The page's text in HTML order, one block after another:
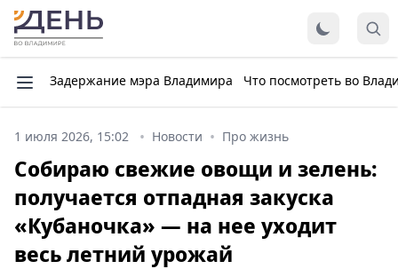
Задержание мэра Владимира Что посмотреть во
1 июля 2026, 15:02 Новости Про жизнь
Собираю свежие овощи и зелень:
получается отпадная закуска
«Кубаночка» — на нее уходит
весь летний урожай